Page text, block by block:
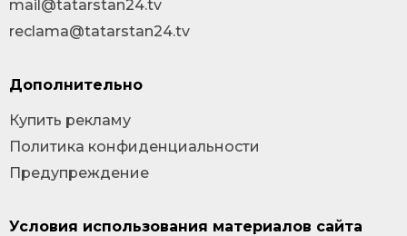
Условия использования материалов сайта
mail@tatarstan24.tv
reclama@tatarstan24.tv
Дополнительно
Купить рекламу
Политика конфиденциальности
Предупреждение